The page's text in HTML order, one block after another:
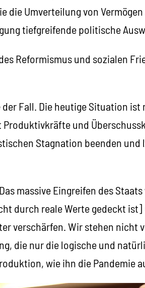
die Umverteilung von
tiefgreifende politische
Reformismus und sozialen
Fall. Die heutige Situation
Produktivkräfte und
Stagnation beenden und
massive Eingreifen des
durch reale Werte gedeckt
verschärfen. Wir stehen nicht
die nur die logische und
wie ihn die Pandemie